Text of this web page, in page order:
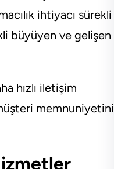
ihtiyacı sürekli
büyüyen ve gelişen
hızlı iletişim
memnuniyetini